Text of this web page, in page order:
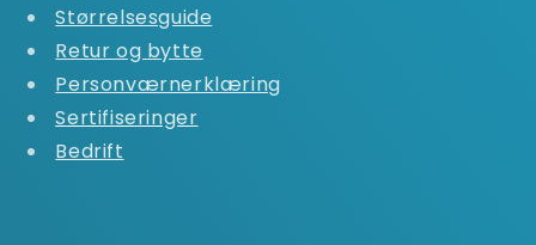
Størrelsesguide
Retur og bytte
Personværnerklæring
Sertifiseringer
Bedrift